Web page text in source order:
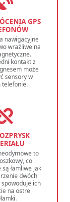
GPS
nawigacyjne
wrażliwe na
kontakt z
może
sensory w
telefonie.
to
co
są łamliwe jak
dwóch
ich
na ostre